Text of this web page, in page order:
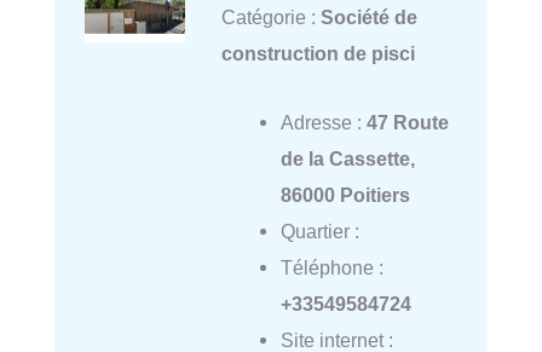
Catégorie : Société de
construction de pisci
Adresse : 47 Route
de la Cassette,
86000 Poitiers
Quartier :
Téléphone :
+33549584724
Site internet :